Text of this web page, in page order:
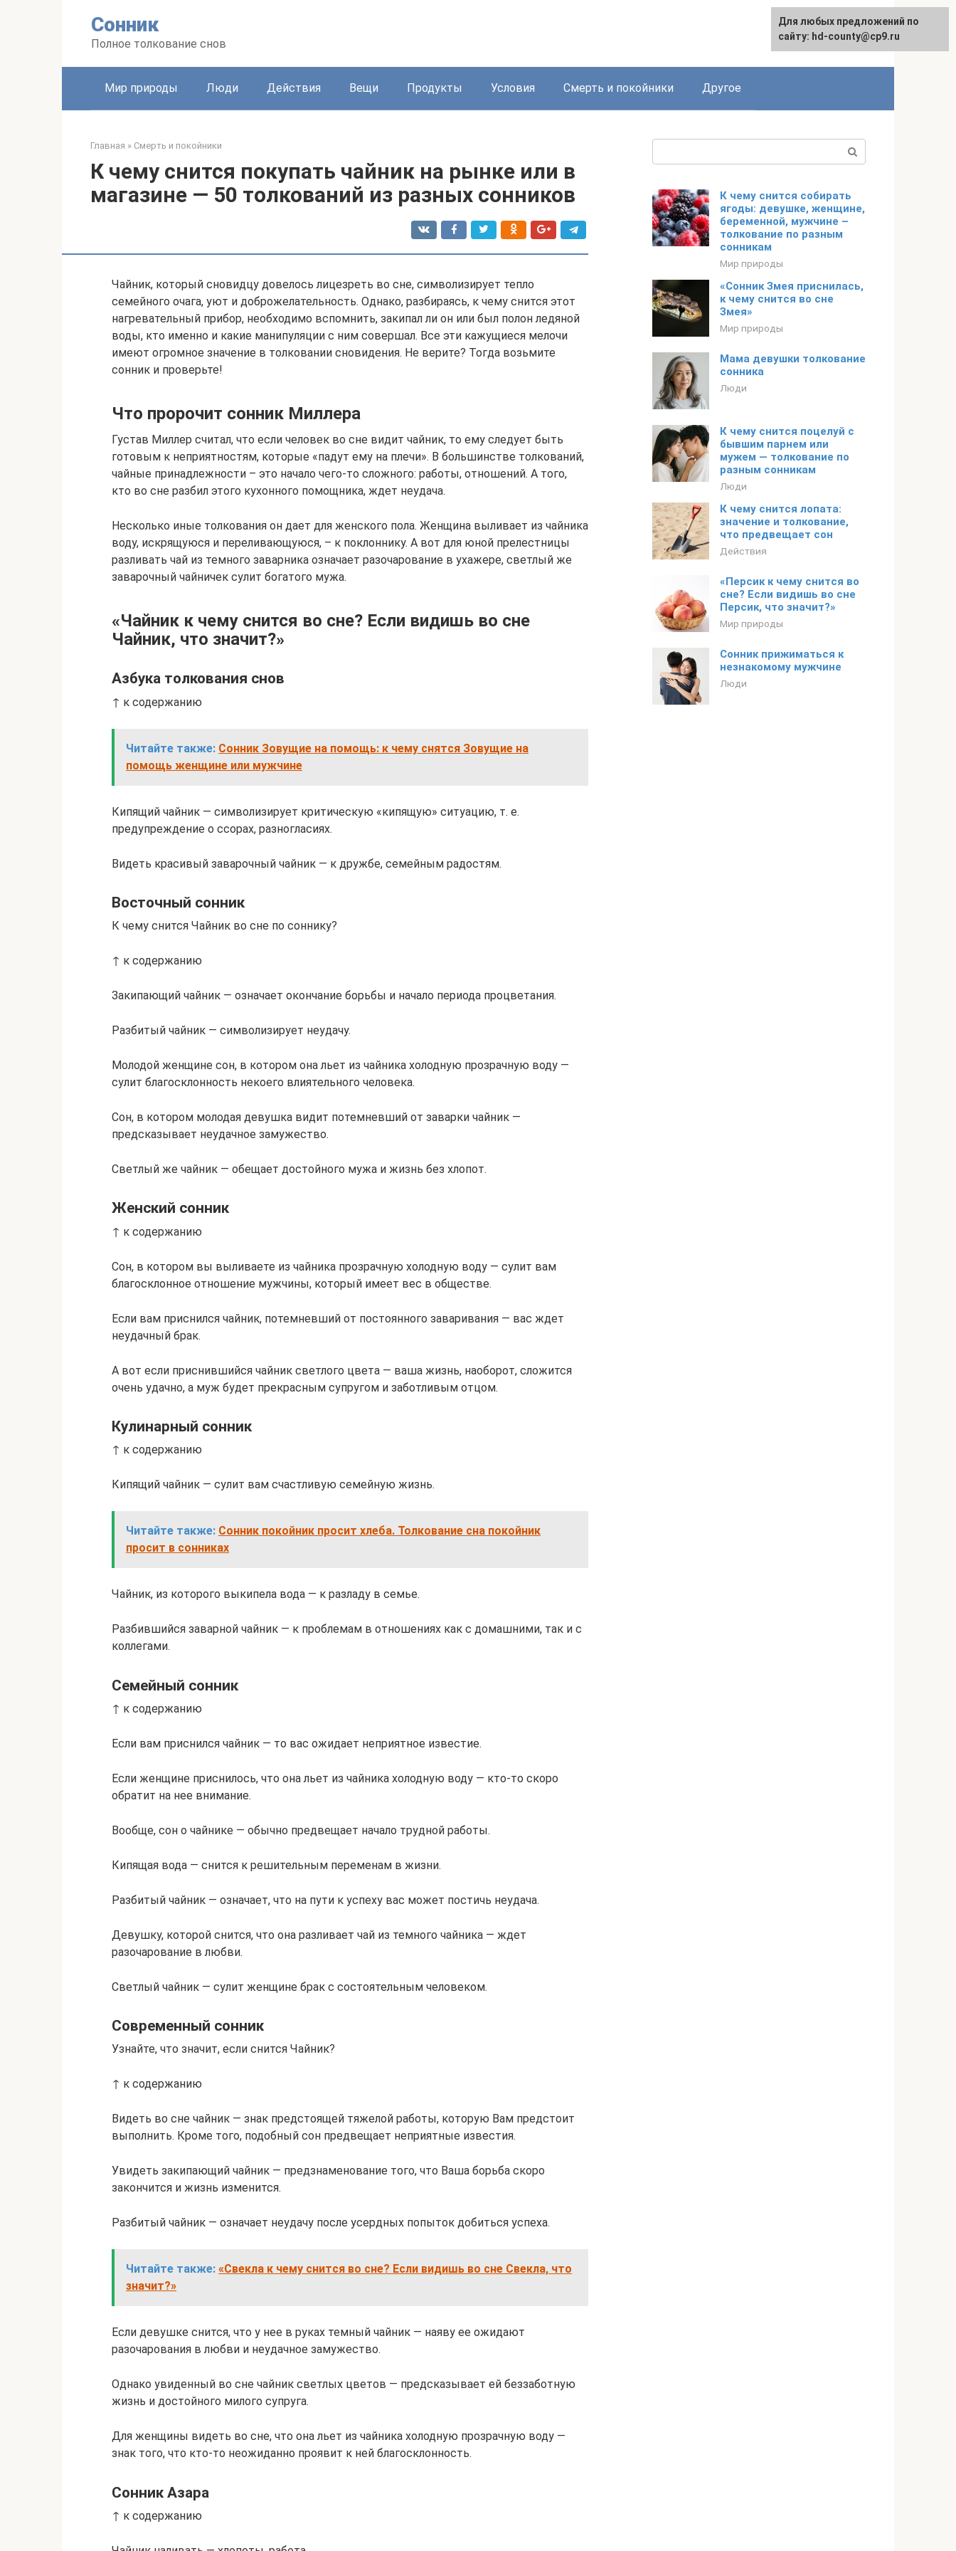
Сонник
Полное толкование снов
Мир природы Люди Действия Вещи Продукты Условия Смерть и покойники Другое
Главная » Смерть и покойники
К чему снится покупать чайник на рынке или в
магазине — 50 толкований из разных сонников
Чайник, который сновидцу довелось лицезреть во сне, символизирует тепло
семейного очага, уют и доброжелательность. Однако, разбираясь, к чему снится этот
нагревательный прибор, необходимо вспомнить, закипал ли он или был полон ледяной
воды, кто именно и какие манипуляции с ним совершал. Все эти кажущиеся мелочи
имеют огромное значение в толковании сновидения. Не верите? Тогда возьмите
сонник и проверьте!
Что пророчит сонник Миллера
Густав Миллер считал, что если человек во сне видит чайник, то ему следует быть
готовым к неприятностям, которые «падут ему на плечи». В большинстве толкований,
чайные принадлежности – это начало чего-то сложного: работы, отношений. А того,
кто во сне разбил этого кухонного помощника, ждет неудача.
Несколько иные толкования он дает для женского пола. Женщина выливает из чайника
воду, искрящуюся и переливающуюся, – к поклоннику. А вот для юной прелестницы
разливать чай из темного заварника означает разочарование в ухажере, светлый же
заварочный чайничек сулит богатого мужа.
«Чайник к чему снится во сне? Если видишь во сне
Чайник, что значит?»
Азбука толкования снов
↑ к содержанию
Читайте также: Сонник Зовущие на помощь: к чему снятся Зовущие на
помощь женщине или мужчине
Кипящий чайник — символизирует критическую «кипящую» ситуацию, т. е.
предупреждение о ссорах, разногласиях.
Видеть красивый заварочный чайник — к дружбе, семейным радостям.
Восточный сонник
К чему снится Чайник во сне по соннику?
↑ к содержанию
Закипающий чайник — означает окончание борьбы и начало периода процветания.
Разбитый чайник — символизирует неудачу.
Молодой женщине сон, в котором она льет из чайника холодную прозрачную воду —
сулит благосклонность некоего влиятельного человека.
Сон, в котором молодая девушка видит потемневший от заварки чайник —
предсказывает неудачное замужество.
Светлый же чайник — обещает достойного мужа и жизнь без хлопот.
Женский сонник
↑ к содержанию
Сон, в котором вы выливаете из чайника прозрачную холодную воду — сулит вам
благосклонное отношение мужчины, который имеет вес в обществе.
Если вам приснился чайник, потемневший от постоянного заваривания — вас ждет
неудачный брак.
А вот если приснившийся чайник светлого цвета — ваша жизнь, наоборот, сложится
очень удачно, а муж будет прекрасным супругом и заботливым отцом.
Кулинарный сонник
↑ к содержанию
Кипящий чайник — сулит вам счастливую семейную жизнь.
Читайте также: Сонник покойник просит хлеба. Толкование сна покойник
просит в сонниках
Чайник, из которого выкипела вода — к разладу в семье.
Разбившийся заварной чайник — к проблемам в отношениях как с домашними, так и с
коллегами.
Семейный сонник
↑ к содержанию
Если вам приснился чайник — то вас ожидает неприятное известие.
Если женщине приснилось, что она льет из чайника холодную воду — кто-то скоро
обратит на нее внимание.
Вообще, сон о чайнике — обычно предвещает начало трудной работы.
Кипящая вода — снится к решительным переменам в жизни.
Разбитый чайник — означает, что на пути к успеху вас может постичь неудача.
Девушку, которой снится, что она разливает чай из темного чайника — ждет
разочарование в любви.
Светлый чайник — сулит женщине брак с состоятельным человеком.
Современный сонник
Узнайте, что значит, если снится Чайник?
↑ к содержанию
Видеть во сне чайник — знак предстоящей тяжелой работы, которую Вам предстоит
выполнить. Кроме того, подобный сон предвещает неприятные известия.
Увидеть закипающий чайник — предзнаменование того, что Ваша борьба скоро
закончится и жизнь изменится.
Разбитый чайник — означает неудачу после усердных попыток добиться успеха.
Читайте также: «Свекла к чему снится во сне? Если видишь во сне Свекла, что
значит?»
Если девушке снится, что у нее в руках темный чайник — наяву ее ожидают
разочарования в любви и неудачное замужество.
Однако увиденный во сне чайник светлых цветов — предсказывает ей беззаботную
жизнь и достойного милого супруга.
Для женщины видеть во сне, что она льет из чайника холодную прозрачную воду —
знак того, что кто-то неожиданно проявит к ней благосклонность.
Сонник Азара
↑ к содержанию
К чему снится собирать
ягоды: девушке, женщине,
беременной, мужчине –
толкование по разным
сонникам
Мир природы
«Сонник Змея приснилась,
к чему снится во сне
Змея»
Мир природы
Мама девушки толкование
сонника
Люди
К чему снится поцелуй с
бывшим парнем или
мужем — толкование по
разным сонникам
Люди
К чему снится лопата:
значение и толкование,
что предвещает сон
Действия
«Персик к чему снится во
сне? Если видишь во сне
Персик, что значит?»
Мир природы
Сонник прижиматься к
незнакомому мужчине
Люди
Для любых предложений по
сайту: hd-county@cp9.ru